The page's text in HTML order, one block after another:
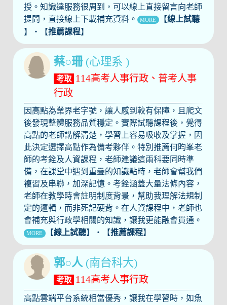
授。知識達服務很周到，可以線上直接留言向老師
提問，直接線上下載補充資料。
MORE 【線上試聽
】‧【推薦課程】
蔡○珊(心理系 )
考取 114高考人事行政、普考人事
行政
因高點為業界老字號，讓人感到較有保障，且爬文
後發現整體服務品質穩定。實際試聽課程後，覺得
高點的老師講解清楚，學習上容易吸收及掌握，因
此決定選擇高點作為備考夥伴。特別推薦何昀峯老
師的考銓及人資課程，老師建議這兩科要同時準
備，在課堂中遇到重疊的知識點時，老師會幫我們
複習及串聯，加深記憶。考銓涵蓋大量法條內容，
老師在教學時會註明制度背景，幫助我理解法規制
定的邏輯，而非死記硬背。在人資課程中，老師也
會補充與行政學相關的知識，讓我更能融會貫通。
MORE 【線上試聽】‧【推薦課程】
郭○人(南台科大)
考取 114高考人事行政
高點雲端平台系統相當優秀，讓我在學習時，如魚